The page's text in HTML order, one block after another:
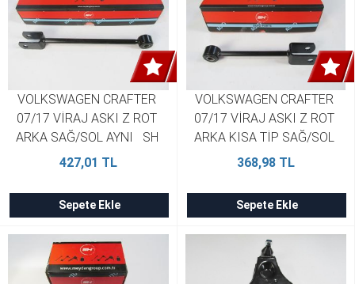
VOLKSWAGEN CRAFTER
07/17 VİRAJ ASKI Z ROT
ARKA SAĞ/SOL AYNI   SH
9063201389 (2 Adet)
427,01 TL
Sepete Ekle
VOLKSWAGEN CRAFTER
07/17 VİRAJ ASKI Z ROT
ARKA KISA TİP SAĞ/SOL
AYNI  SH 9063201389 (2
368,98 TL
Sepete Ekle